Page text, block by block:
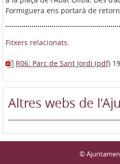
Formiguera ens portarà de
Fitxers relacionats:
R06: Parc de Sant Jordi (pdf)
Altres webs de
©